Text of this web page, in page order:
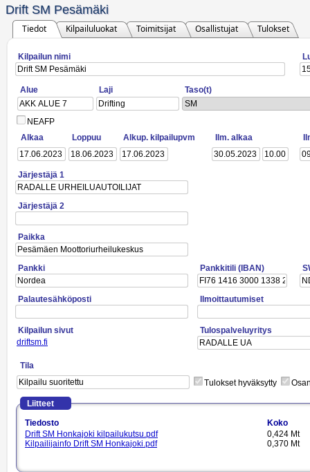
Drift SM Pesämäki
Tiedot Kilpailuluokat Toimitsijat Osallistujat Tulokset
Kilpailun nimi
Alue Laji
Taso(t)
SM
NEAFP
Alkaa
Loppuu Alkup. kilpailupvm Ilm. alkaa
Järjestäjä 1
Järjestäjä 2
Paikka
Pankki Pankkitili (IBAN)
Palautesähköposti Ilmoittautumiset
Kilpailun sivut
Tulospalveluyritys
driftsm.fi
Tila
Tulokset hyväksytty
Liitteet
Tiedosto
Koko
Drift SM Honkajoki kilpailukutsu.pdf
0,424 Mt
Kilpailijainfo Drift SM Honkajoki.pdf
0,370 Mt